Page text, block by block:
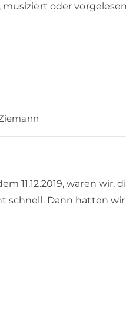
oder
11.12.2019, waren
Dann hatten